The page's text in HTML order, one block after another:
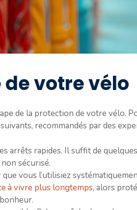
votre vélo
de la protection de votre vélo.
recommandés par des
arrêts rapides. Il suffit de quelques
sécurisé.
vous l’utilisiez
à vivre plus longtemps, alors